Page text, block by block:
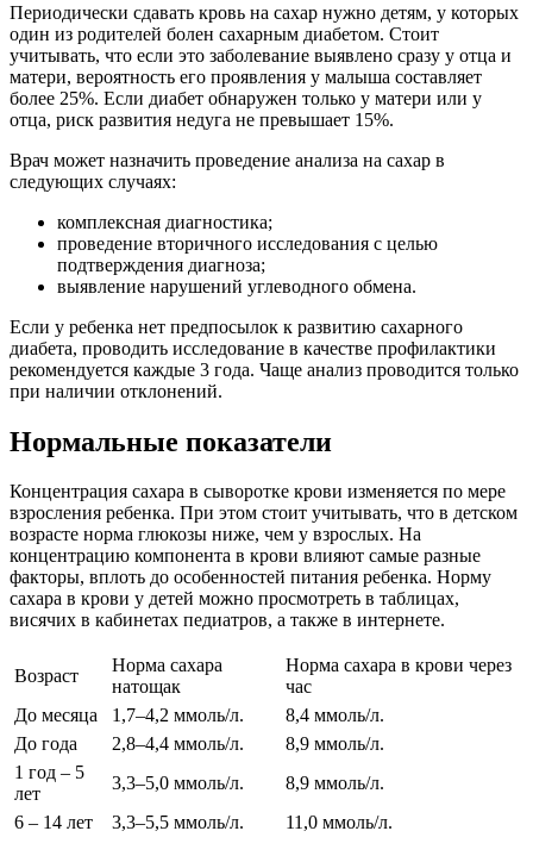
Периодически сдавать кровь на сахар нужно детям, у которых
один из родителей болен сахарным диабетом. Стоит
учитывать, что если это заболевание выявлено сразу у отца и
матери, вероятность его проявления у малыша составляет
более 25%. Если диабет обнаружен только у матери или у
отца, риск развития недуга не превышает 15%.
Врач может назначить проведение анализа на сахар в
следующих случаях:
комплексная диагностика;
проведение вторичного исследования с целью
подтверждения диагноза;
выявление нарушений углеводного обмена.
Если у ребенка нет предпосылок к развитию сахарного
диабета, проводить исследование в качестве профилактики
рекомендуется каждые 3 года. Чаще анализ проводится только
при наличии отклонений.
Нормальные показатели
Концентрация сахара в сыворотке крови изменяется по мере
взросления ребенка. При этом стоит учитывать, что в детском
возрасте норма глюкозы ниже, чем у взрослых. На
концентрацию компонента в крови влияют самые разные
факторы, вплоть до особенностей питания ребенка. Норму
сахара в крови у детей можно просмотреть в таблицах,
висячих в кабинетах педиатров, а также в интернете.
Возраст
Норма сахара
натощак
Норма сахара в крови через
час
До месяца
1,7–4,2 ммоль/л.
8,4 ммоль/л.
До года
2,8–4,4 ммоль/л.
8,9 ммоль/л.
1 год – 5
лет
3,3–5,0 ммоль/л.
8,9 ммоль/л.
6 – 14 лет
3,3–5,5 ммоль/л. 11,0 ммоль/л.